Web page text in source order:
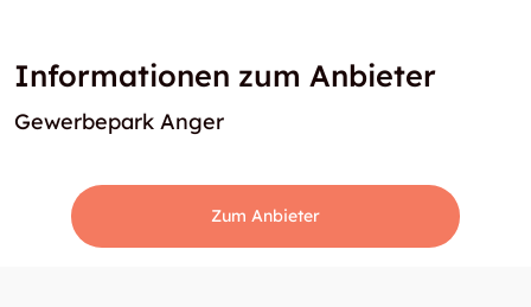
Informationen zum Anbieter
Gewerbepark Anger
Zum Anbieter